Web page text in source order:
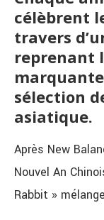
célèbrent
travers
reprenant
sélection
asiatique.
Après New
Nouvel An
Rabbit »